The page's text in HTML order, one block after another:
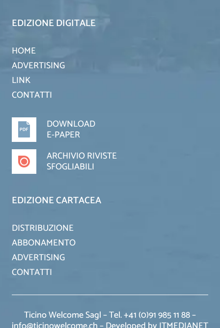
EDIZIONE DIGITALE
HOME
ADVERTISING
LINK
CONTATTI
DOWNLOAD
E-PAPER
ARCHIVIO RIVISTE
SFOGLIABILI
EDIZIONE CARTACEA
DISTRIBUZIONE
ABBONAMENTO
ADVERTISING
CONTATTI
Ticino Welcome Sagl – Tel. +41 (0)91 985 11 88 –